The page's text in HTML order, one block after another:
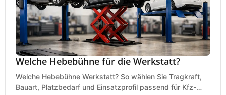
Welche Hebebühne für die Werkstatt?
Welche Hebebühne Werkstatt? So wählen Sie Tragkraft,
Bauart, Platzbedarf und Einsatzprofil passend für Kfz-